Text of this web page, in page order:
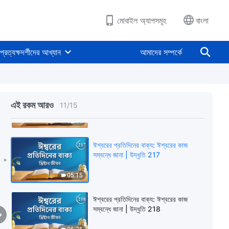
মোবাইল অ্যাপসমূহ বাংলা
প্রত্যক্ষদর্শীদের আখ্যান আমাদের সম্পর্কে
এই রকম আরও 11/15
12:11
05:15
ঈশ্বরের প্রতিদিনের বাক্য: ঈশ্বরের কাজ
সম্বন্ধে জানা | উদ্ধৃতি 217
ঈশ্বরের প্রতিদিনের বাক্য: ঈশ্বরের কাজ
সম্বন্ধে জানা | উদ্ধৃতি 218